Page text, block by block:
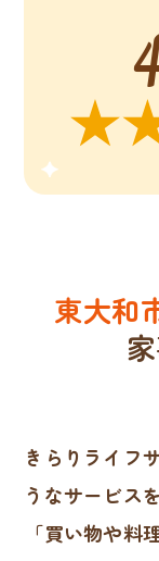
東大和
きらりライフ
うなサービス
「買い物や料